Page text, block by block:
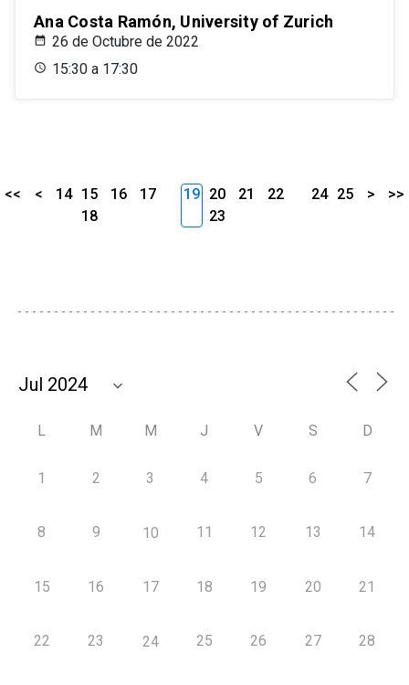
Ana Costa Ramón, University of Zurich
26 de Octubre de 2022
15:30 a 17:30
<< < 14 15 16
17
18
19 20 21
22
23
24 25 > >>
L M M J V S D
1 2 3 4 5 6 7
8 9 10 11 12 13 14
15 16 17 18 19 20 21
22 23 24 25 26 27 28